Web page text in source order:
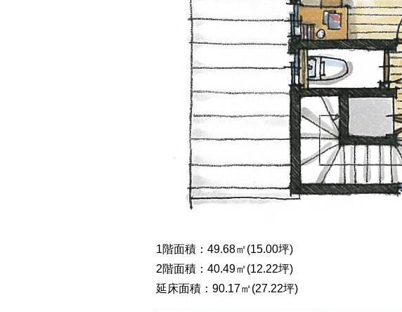
1階面積：49.68㎡(15.00坪)
2階面積：40.49㎡(12.22坪)
延床面積：90.17㎡(27.22坪)